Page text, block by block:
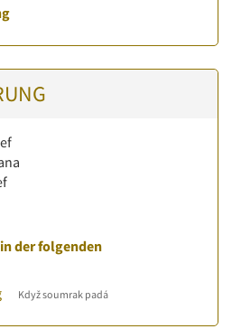
der folgenden
Když soumrak padá